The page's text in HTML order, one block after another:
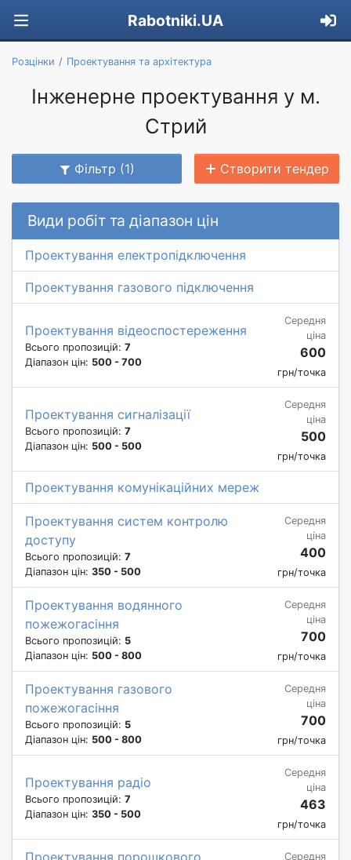
Rabotniki.UA
Розцінки Проектування та архітектура
Інженерне проектування у м.
Стрий
Фільтр (1) Створити тендер
Види робіт та діапазон цін
Проектування електропідключення
Проектування газового підключення
Проектування відеоспостереження
Всього пропозицій: 7
Діапазон цін: 500 - 700
Середня
ціна
600
грн/точка
Проектування сигналізації
Всього пропозицій: 7
Діапазон цін: 500 - 500
Середня
ціна
500
грн/точка
Проектування комунікаційних мереж
Проектування систем контролю
доступу
Всього пропозицій: 7
Діапазон цін: 350 - 500
Середня
ціна
400
грн/точка
Проектування водянного
пожежогасіння
Всього пропозицій: 5
Діапазон цін: 500 - 800
Середня
ціна
700
грн/точка
Проектування газового
пожежогасіння
Всього пропозицій: 5
Діапазон цін: 500 - 800
Середня
ціна
700
грн/точка
Проектування радіо
Всього пропозицій: 7
Діапазон цін: 350 - 500
Середня
ціна
463
грн/точка
Проектування порошкового
Середня